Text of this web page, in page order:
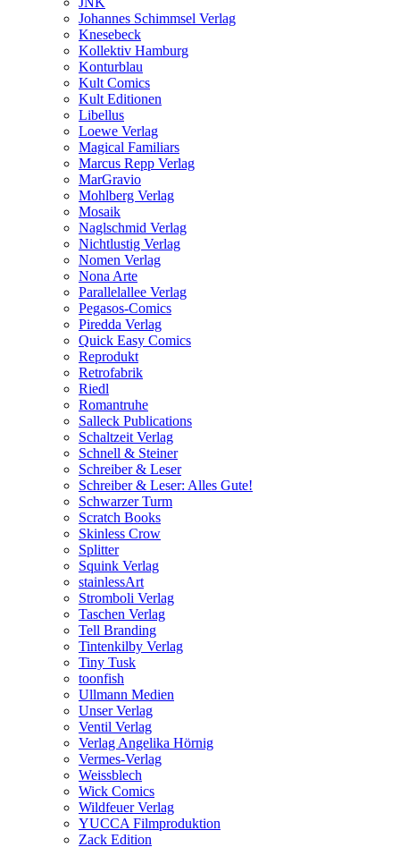
Johannes Schimmsel Verlag
Knesebeck
Kollektiv Hamburg
Konturblau
Kult Comics
Kult Editionen
Libellus
Loewe Verlag
Magical Familiars
Marcus Repp Verlag
MarGravio
Mohlberg Verlag
Mosaik
Naglschmid Verlag
Nichtlustig Verlag
Nomen Verlag
Nona Arte
Parallelallee Verlag
Pegasos-Comics
Piredda Verlag
Quick Easy Comics
Reprodukt
Retrofabrik
Riedl
Romantruhe
Salleck Publications
Schaltzeit Verlag
Schnell & Steiner
Schreiber & Leser
Schreiber & Leser: Alles Gute!
Schwarzer Turm
Scratch Books
Skinless Crow
Splitter
Squink Verlag
stainlessArt
Stromboli Verlag
Taschen Verlag
Tell Branding
Tintenkilby Verlag
Tiny Tusk
toonfish
Ullmann Medien
Unser Verlag
Ventil Verlag
Verlag Angelika Hörnig
Vermes-Verlag
Weissblech
Wick Comics
Wildfeuer Verlag
YUCCA Filmproduktion
Zack Edition